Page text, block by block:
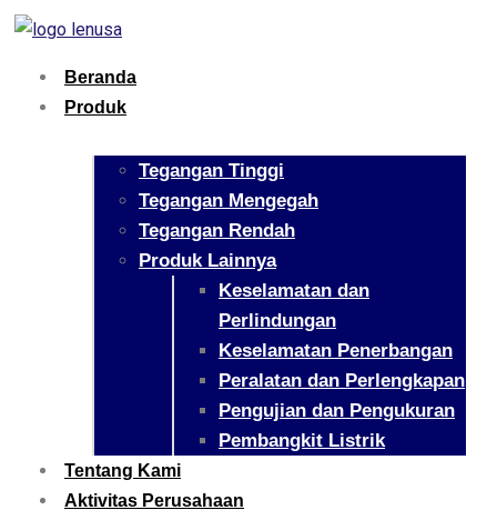
Beranda
Produk
Tegangan Tinggi
Tegangan Mengegah
Tegangan Rendah
Produk Lainnya
Keselamatan dan
Perlindungan
Keselamatan Penerbangan
Peralatan dan Perlengkapan
Pengujian dan Pengukuran
Pembangkit Listrik
Tentang Kami
Aktivitas Perusahaan